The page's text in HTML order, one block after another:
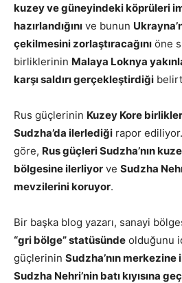
kuzey ve güneyindeki köprüleri
hazırlandığını ve bunun
çekilmesini zorlaştıracağını öne
birliklerinin Malaya Loknya
karşı saldırı gerçekleştirdiği
Rus güçlerinin Kuzey Kore
Sudzha’da ilerlediği rapor
göre, Rus güçleri Sudzha’nın
bölgesine ilerliyor ve Sudzha
mevzilerini koruyor.
Bir başka blog yazarı, sanayi
“gri bölge” statüsünde olduğunu
güçlerinin Sudzha’nın merkezine
Sudzha Nehri’nin batı kıyısına